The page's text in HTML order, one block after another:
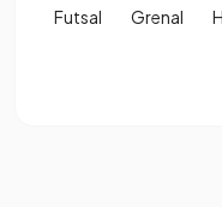
Futsal Grenal